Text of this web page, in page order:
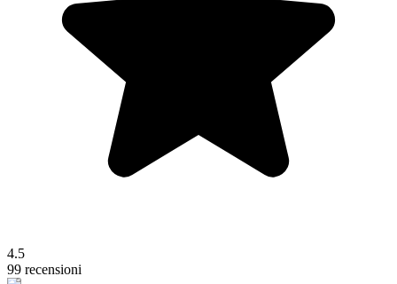
4.5
99 recensioni